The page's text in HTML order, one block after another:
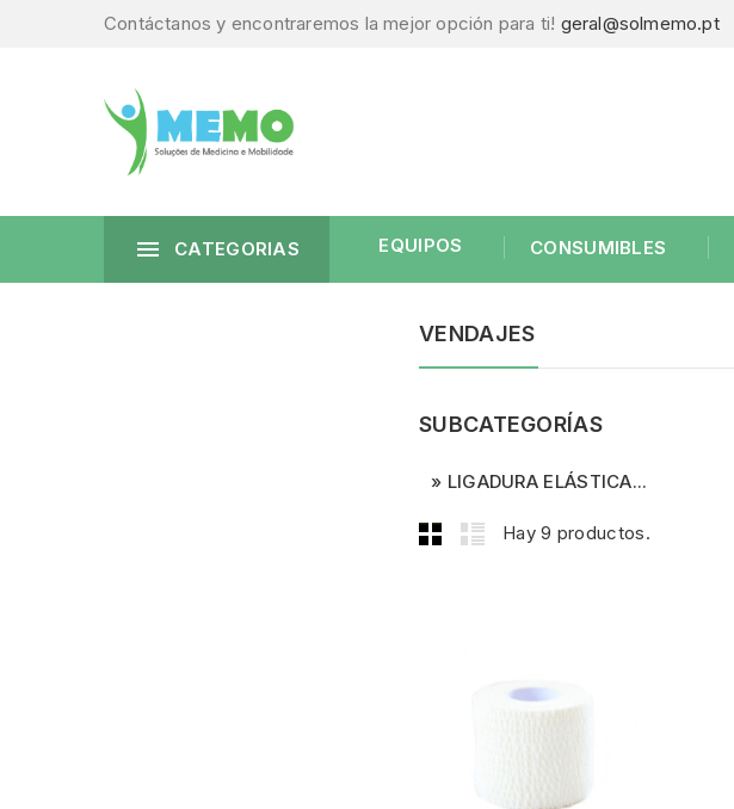
Contáctanos y encontraremos la mejor opción para ti! geral@solmemo.pt
 CATEGORIAS EQUIPOS CONSUMIBLES
VENDAJES
SUBCATEGORÍAS
LIGADURA ELÁSTICA...
Hay 9 productos.